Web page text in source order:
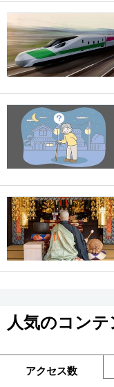
人気のコンテ
アクセス数